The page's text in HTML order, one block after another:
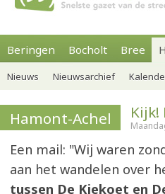
Beringen Bocholt Bree
Nieuws Nieuwsarchief
Hamont-Achel
Een mail: "Wij waren
aan het wandelen over
tussen De Kiekoet en